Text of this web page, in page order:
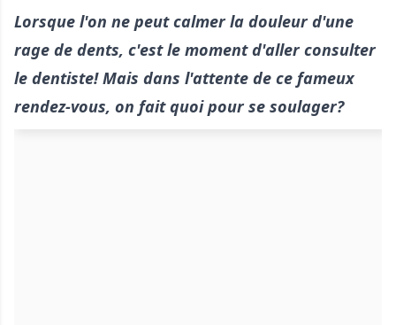
Lorsque l'on ne peut calmer la douleur d'une
rage de dents, c'est le moment d'aller consulter
le dentiste! Mais dans l'attente de ce fameux
rendez-vous, on fait quoi pour se soulager?